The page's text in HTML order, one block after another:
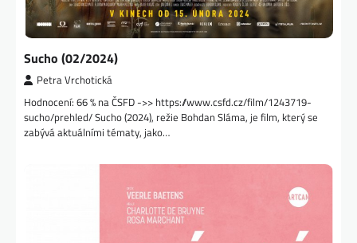
Sucho (02/2024)
Petra Vrchotická
Hodnocení: 66 % na ČSFD ->> https://www.csfd.cz/film/1243719-
sucho/prehled/ Sucho (2024), režie Bohdan Sláma, je film, který se
zabývá aktuálními tématy, jako…